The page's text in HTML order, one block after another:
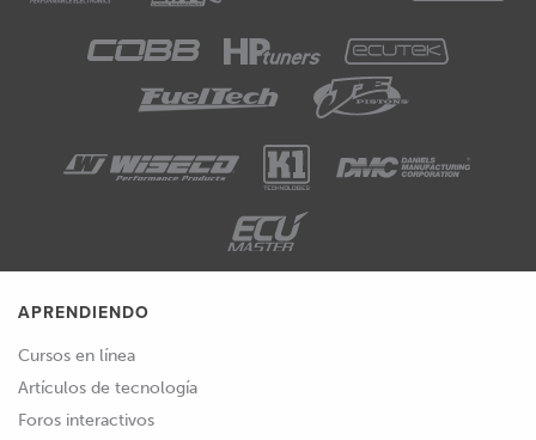
APRENDIENDO
Cursos en línea
Artículos de tecnología
Foros interactivos